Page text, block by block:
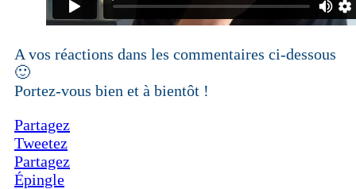
A vos réactions dans les commentaires ci-dessous
🙂
Portez-vous bien et à bientôt !
Partagez
Tweetez
Partagez
Épingle